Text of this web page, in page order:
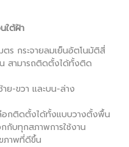
ใต้ฝ้า
ระจายลมเย็นอัตโนมัติสี่
สามารถติดตั้งได้ทั้งติด
ย-ขวา และบน-ล่าง
ดตั้งได้ทั้งแบบวางตั้งพื้น
กับทุกสภาพการใช้งาน
ภาพที่ดีขึ้น